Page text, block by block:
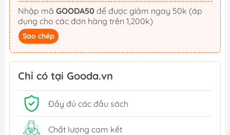
Nhập mã GOODA50
dụng cho các đơn hàng trên 1,200k)
Sao chép
Chỉ có tại Gooda.vn
Đầy đủ các đầu sách
Chất lượng cam kết